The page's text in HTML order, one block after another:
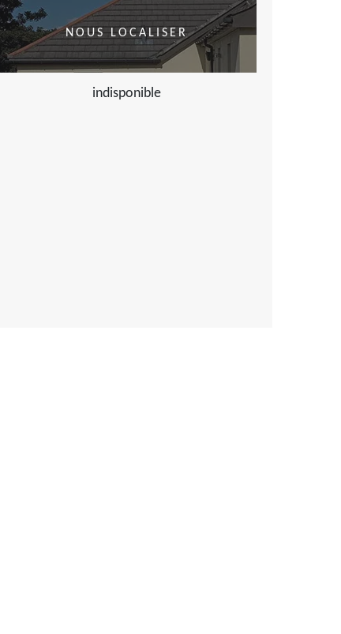
NOUS LOCALISER
indisponible